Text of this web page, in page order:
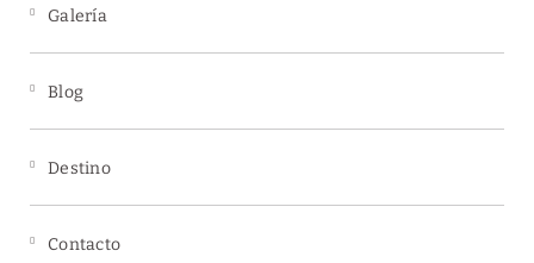
Galería
Blog
Destino
Contacto